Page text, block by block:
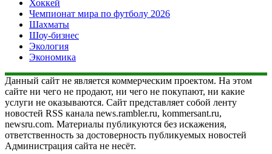
Хоккей
Чемпионат мира по футболу 2026
Шахматы
Шоу-бизнес
Экология
Экономика
Данный сайт не является коммерческим проектом. На этом
сайте ни чего не продают, ни чего не покупают, ни какие
услуги не оказываются. Сайт представляет собой ленту
новостей RSS канала news.rambler.ru, kommersant.ru,
newsru.com. Материалы публикуются без искажения,
ответственность за достоверность публикуемых новостей
Администрация сайта не несёт.